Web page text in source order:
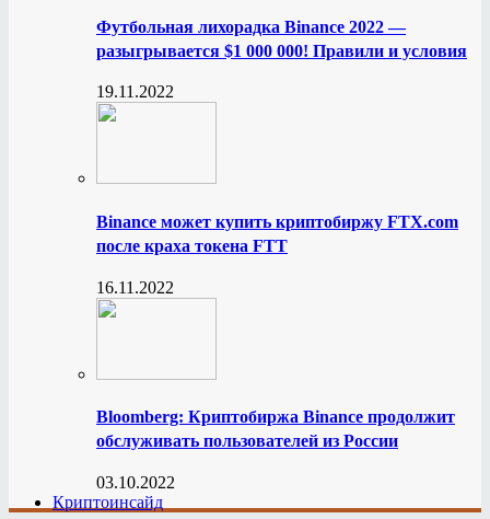
Футбольная лихорадка Binance 2022 —
разыгрывается $1 000 000! Правили и условия
19.11.2022
Binance может купить криптобиржу FTX.com
после краха токена FTT
16.11.2022
Bloomberg: Криптобиржа Binance продолжит
обслуживать пользователей из России
03.10.2022
Криптоинсайд